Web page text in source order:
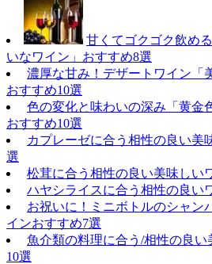
甘くてゴクゴク飲め
いなワイン」おすすめ8選
濃厚な甘み！デザートワイン「
おすすめ10選
色の変化と味わいの深み「黄金
おすすめ10選
カプレーゼに合う相性の良い美
選
松茸に合う相性の良い美味しい
ハヤシライスに合う相性の良い
お祝いに！ミニボトルのシャン
インおすすめ7選
魚介類の料理に合う/相性の良
10選